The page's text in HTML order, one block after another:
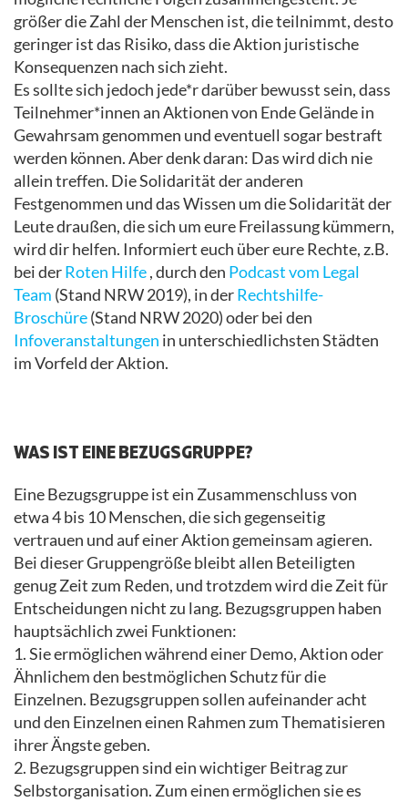
größer die Zahl der Menschen ist, die teilnimmt, desto
geringer ist das Risiko, dass die Aktion juristische
Konsequenzen nach sich zieht.
Es sollte sich jedoch jede*r darüber bewusst sein, dass
Teilnehmer*innen an Aktionen von Ende Gelände in
Gewahrsam genommen und eventuell sogar bestraft
werden können. Aber denk daran: Das wird dich nie
allein treffen. Die Solidarität der anderen
Festgenommen und das Wissen um die Solidarität der
Leute draußen, die sich um eure Freilassung kümmern,
wird dir helfen. Informiert euch über eure Rechte, z.B.
bei derRoten Hilfe, durch den Podcast vom Legal
Team (Stand NRW 2019), in derRechtshilfe-
Broschüre(Stand NRW 2020) oder bei den
Infoveranstaltungen in unterschiedlichsten Städten
im Vorfeld der Aktion.
WAS IST EINE BEZUGSGRUPPE?
Eine Bezugsgruppe ist ein Zusammenschluss von
etwa 4 bis 10 Menschen, die sich gegenseitig
vertrauen und auf einer Aktion gemeinsam agieren.
Bei dieser Gruppengröße bleibt allen Beteiligten
genug Zeit zum Reden, und trotzdem wird die Zeit für
Entscheidungen nicht zu lang. Bezugsgruppen haben
hauptsächlich zwei Funktionen:
1. Sie ermöglichen während einer Demo, Aktion oder
Ähnlichem den bestmöglichen Schutz für die
Einzelnen. Bezugsgruppen sollen aufeinander acht
und den Einzelnen einen Rahmen zum Thematisieren
ihrer Ängste geben.
2. Bezugsgruppen sind ein wichtiger Beitrag zur
Selbstorganisation. Zum einen ermöglichen sie es